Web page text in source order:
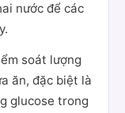
nước để các
soát lượng
ăn, đặc biệt là
glucose trong